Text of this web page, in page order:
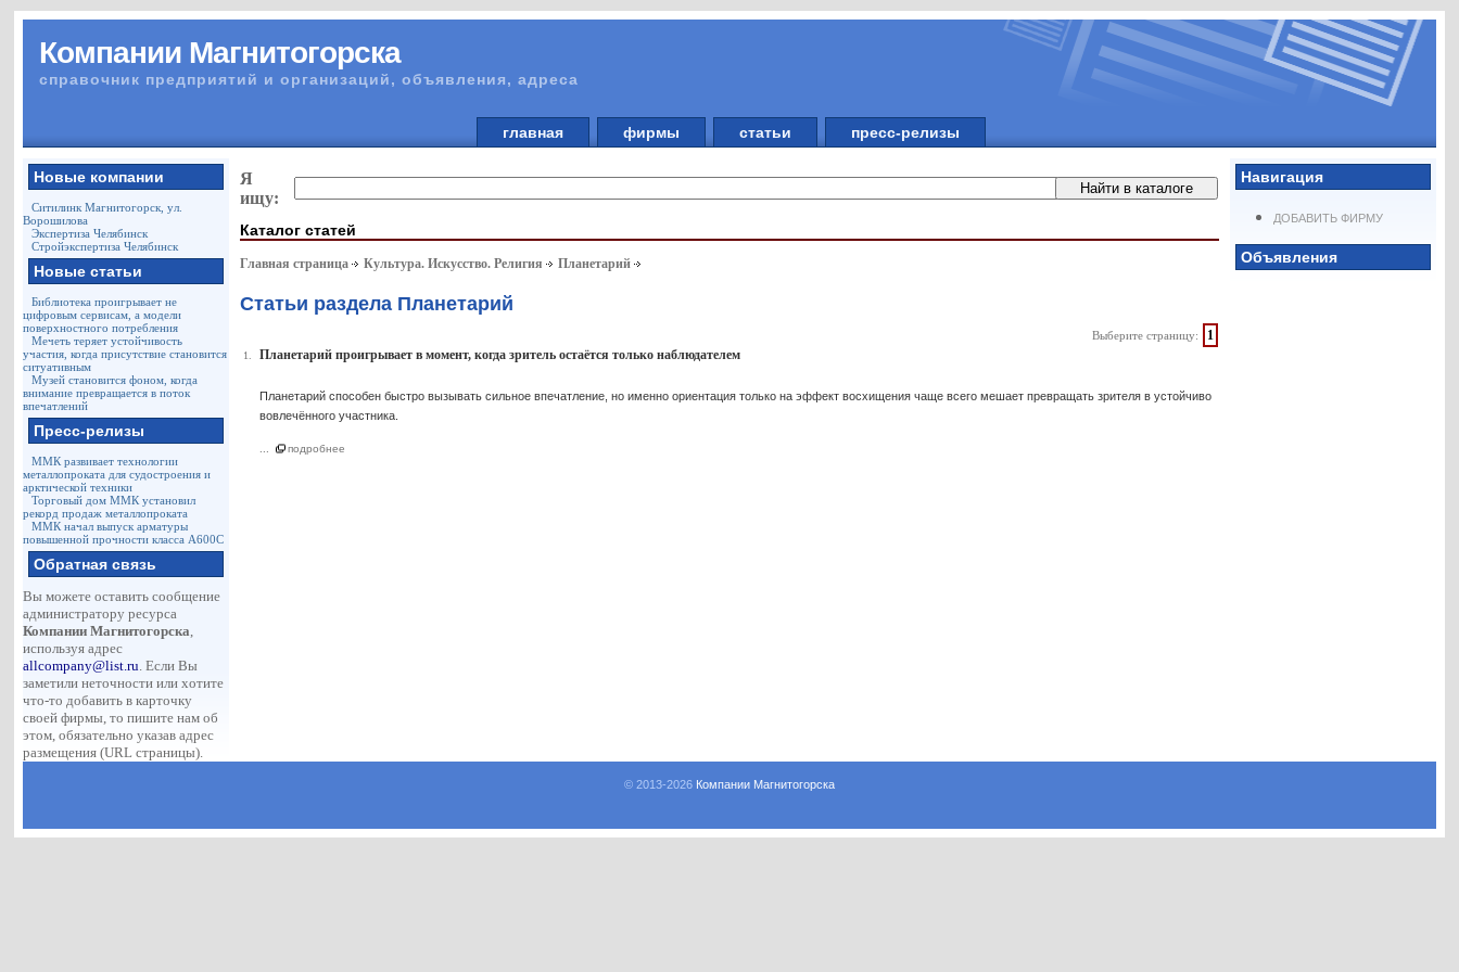
Компании Магнитогорска
справочник предприятий и организаций, объявления, адреса
главная фирмы статьи пресс-релизы
Новые компании
Ситилинк Магнитогорск, ул.
Ворошилова
Экспертиза Челябинск
Стройэкспертиза Челябинск
Новые статьи
Библиотека проигрывает не
цифровым сервисам, а модели
поверхностного потребления
Мечеть теряет устойчивость
участия, когда присутствие становится
ситуативным
Музей становится фоном, когда
внимание превращается в поток
впечатлений
Пресс-релизы
ММК развивает технологии
металлопроката для судостроения и
арктической техники
Торговый дом ММК установил
рекорд продаж металлопроката
ММК начал выпуск арматуры
повышенной прочности класса А600С
Обратная связь
Вы можете оставить сообщение
администратору ресурса
Компании Магнитогорска,
используя адрес
allcompany@list.ru. Если Вы
заметили неточности или хотите
что-то добавить в карточку
своей фирмы, то пишите нам об
этом, обязательно указав адрес
размещения (URL страницы).
Навигация
ДОБАВИТЬ ФИРМУ
Объявления
Я
ищу:
Каталог статей
Главная страница Культура. Искусство. Религия Планетарий
Статьи раздела Планетарий
Выберите страницу: 1
1. Планетарий проигрывает в момент, когда зритель остаётся только наблюдателем
Планетарий способен быстро вызывать сильное впечатление, но именно ориентация только на эффект восхищения чаще всего мешает превращать зрителя в устойчиво
вовлечённого участника.
подробнее
© 2013-2026 Компании Магнитогорска